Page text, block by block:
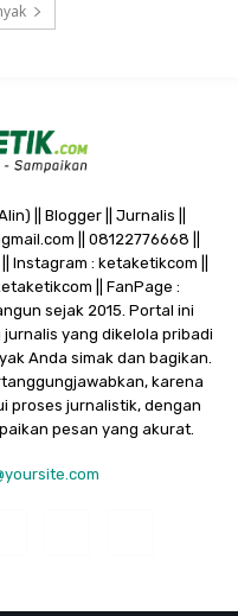
|| Blogger || Jurnalis ||
|| 08122776668 ||
Instagram : ketaketikcom ||
|| FanPage :
sejak 2015. Portal ini
yang dikelola pribadi
Anda simak dan bagikan.
karena
proses jurnalistik, dengan
pesan yang akurat.